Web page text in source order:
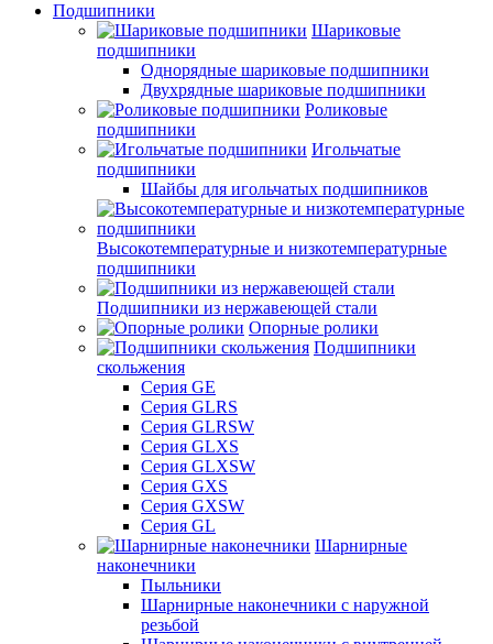
Подшипники
Шариковые
подшипники
Однорядные шариковые подшипники
Двухрядные шариковые подшипники
Роликовые
подшипники
Игольчатые
подшипники
Шайбы для игольчатых подшипников
Высокотемпературные и низкотемпературные
подшипники
Подшипники из нержавеющей стали
Опорные ролики
Подшипники
скольжения
Серия GE
Серия GLRS
Серия GLRSW
Серия GLXS
Серия GLXSW
Серия GXS
Серия GXSW
Серия GL
Шарнирные
наконечники
Пыльники
Шарнирные наконечники с наружной
резьбой